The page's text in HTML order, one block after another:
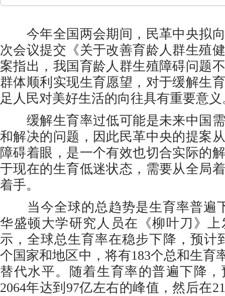
今年全国两会期间，民革中央拟向
次会议提交《关于改善育龄人群生殖
案指出，我国育龄人群生殖障碍问题
群体顺利实现生育愿望，对于缓解生
足人民对美好生活的向往具有重要意义
缓解生育率过低可能是未来中国需
和解决的问题，因此民革中央的提案
障碍着眼，是一个有效也切合实际的
于现在的生育低迷状态，需要从全局
着手。
当今全球的总趋势是生育率普遍
华盛顿大学研究人员在《柳叶刀》
示，全球总生育率在稳步下降，预计
个国家和地区中，将有183个总和生育
替代水平。随着生育率的普遍下降
2064年达到97亿左右的峰值，然后在